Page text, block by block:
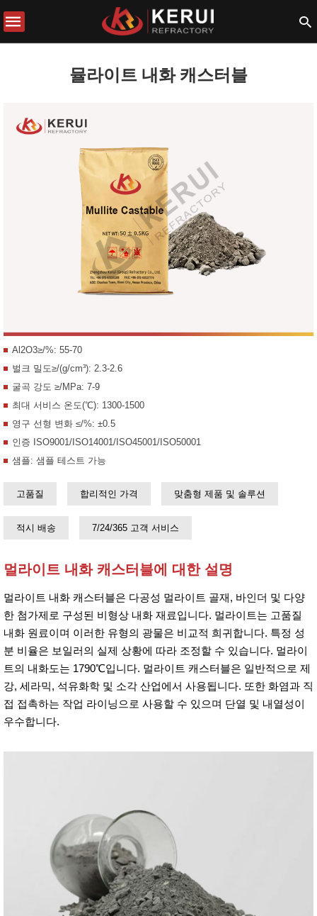
뮬라이트 내화 캐스터블
Al2O3≥/%: 55-70
벌크 밀도≥/(g/cm³): 2.3-2.6
굴곡 강도 ≥/MPa: 7-9
최대 서비스 온도(℃): 1300-1500
영구 선형 변화 ≤/%: ±0.5
인증 ISO9001/ISO14001/ISO45001/ISO50001
샘플: 샘플 테스트 가능
고품질 합리적인 가격 맞춤형 제품 및 솔루션
적시 배송 7/24/365 고객 서비스
멀라이트 내화 캐스터블에 대한 설명
멀라이트 내화 캐스터블은 다공성 멀라이트 골재, 바인더 및 다양
한 첨가제로 구성된 비형상 내화 재료입니다. 멀라이트는 고품질
내화 원료이며 이러한 유형의 광물은 비교적 희귀합니다. 특정 성
분 비율은 보일러의 실제 상황에 따라 조정할 수 있습니다. 멀라이
트의 내화도는 1790℃입니다. 멀라이트 캐스터블은 일반적으로 제
강, 세라믹, 석유화학 및 소각 산업에서 사용됩니다. 또한 화염과 직
접 접촉하는 작업 라이닝으로 사용할 수 있으며 단열 및 내열성이
우수합니다.